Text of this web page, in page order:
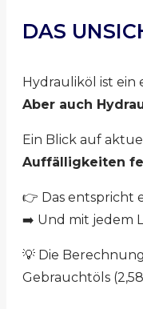
DAS
Hydrauliköl ist ein
Aber auch
Ein Blick auf
Auffälligkeiten
👉 Das entspricht
➡️ Und mit jedem
💡 Die
Gebrauchtöls